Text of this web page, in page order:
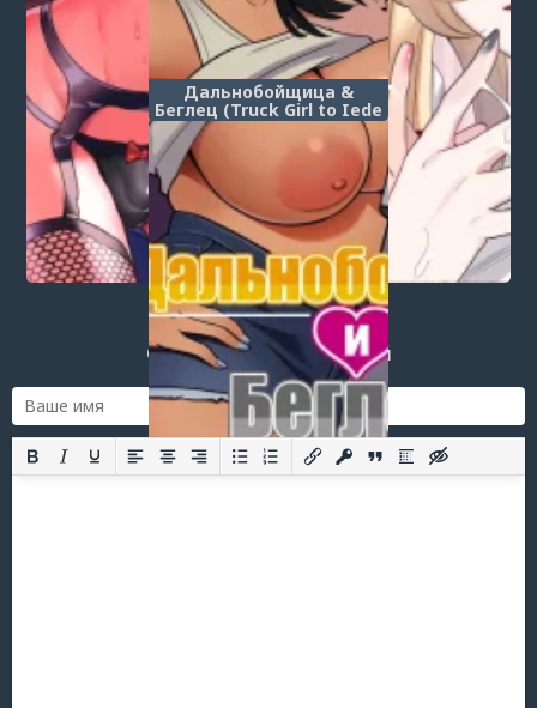
Дальнобойщица &
Беглец (Truck Girl to Iede
Boy Otona e no Tabi)
Post a comment
Loginorregisterto post a comment.
Добавить комментарий
Оставить комментарий